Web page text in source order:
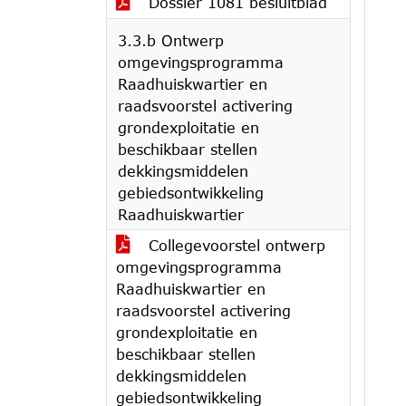
3.3.b Ontwerp
omgevingsprogramma
Raadhuiskwartier en
raadsvoorstel activering
grondexploitatie en
beschikbaar stellen
dekkingsmiddelen
gebiedsontwikkeling
Raadhuiskwartier
Collegevoorstel ontwerp
omgevingsprogramma
Raadhuiskwartier en
raadsvoorstel activering
grondexploitatie en
beschikbaar stellen
dekkingsmiddelen
gebiedsontwikkeling